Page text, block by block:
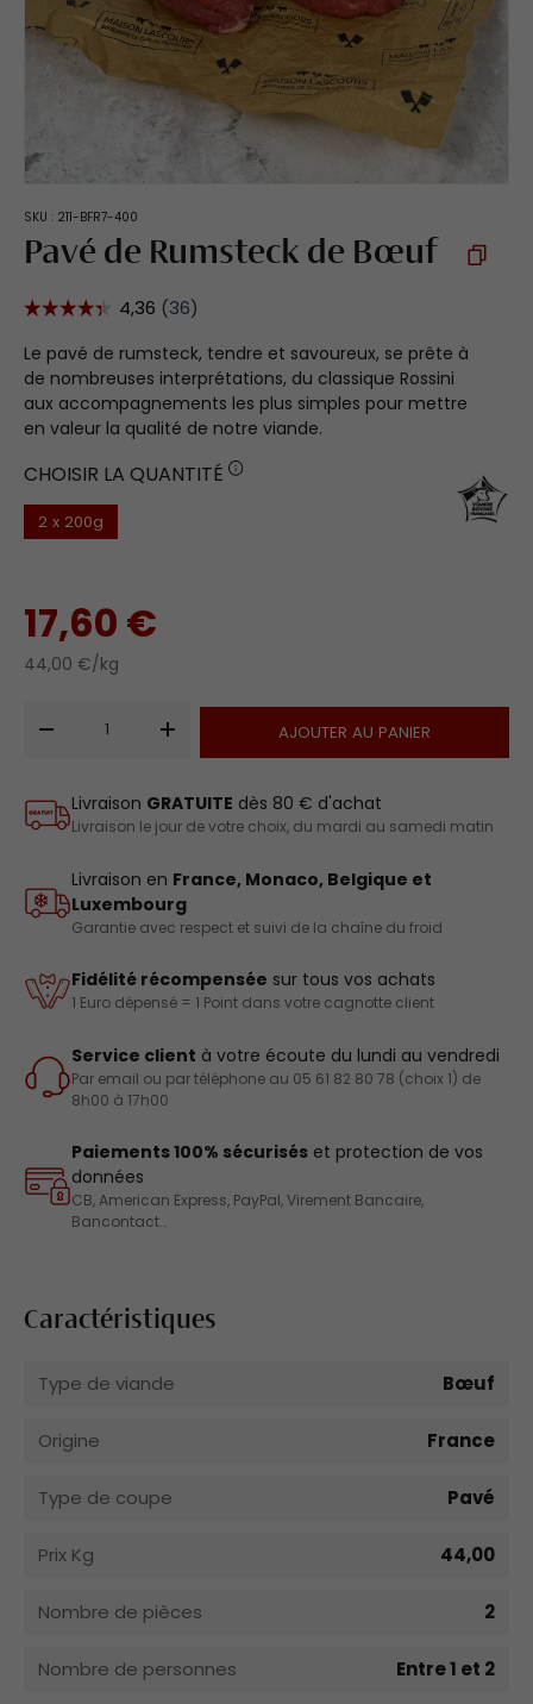
SKU : 211-BFR7-400
Pavé de Rumsteck de Bœuf
Le pavé de rumsteck, tendre et savoureux, se prête à
de nombreuses interprétations, du classique Rossini
aux accompagnements les plus simples pour mettre
en valeur la qualité de notre viande.
CHOISIR LA QUANTITÉ
2 x 200g
17,60 €
44,00 €/kg
-
+ AJOUTER AU PANIER
Livraison GRATUITE dès 80 € d'achat
Livraison le jour de votre choix, du mardi au samedi matin
Livraison en France, Monaco, Belgique et
Luxembourg
Garantie avec respect et suivi de la chaîne du froid
Fidélité récompensée sur tous vos achats
1 Euro dépensé = 1 Point dans votre cagnotte client
Service client à votre écoute du lundi au vendredi
Par email ou par téléphone au 05 61 82 80 78 (choix 1) de
8h00 à 17h00
Paiements 100% sécurisés et protection de vos
données
CB, American Express, PayPal, Virement Bancaire,
Bancontact…
Caractéristiques
Type de viande Bœuf
Origine France
Type de coupe Pavé
Prix Kg 44,00
Nombre de pièces 2
Nombre de personnes Entre 1 et 2